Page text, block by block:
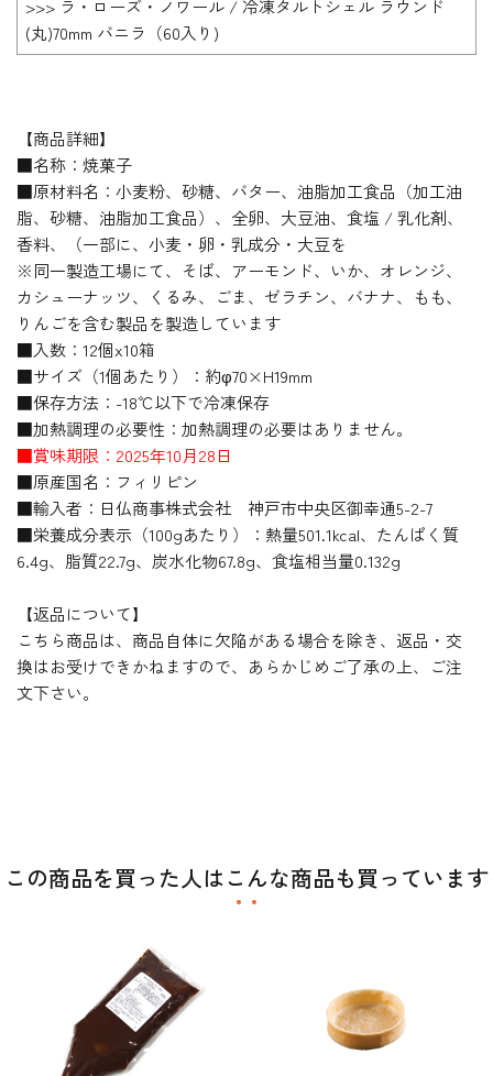
>>> ラ・ローズ・ノワール / 冷凍タルトシェル ラウンド
(丸)70mm バニラ（60入り)
【商品詳細】
■名称：焼菓子
■原材料名：小麦粉、砂糖、バター、油脂加工食品（加工油
脂、砂糖、油脂加工食品）、全卵、大豆油、食塩 / 乳化剤、
香料、（一部に、小麦・卵・乳成分・大豆を
※同一製造工場にて、そば、アーモンド、いか、オレンジ、
カシューナッツ、くるみ、ごま、ゼラチン、バナナ、もも、
りんごを含む製品を製造しています
■入数：12個x10箱
■サイズ（1個あたり）：約φ70×H19mm
■保存方法：-18℃以下で冷凍保存
■加熱調理の必要性：加熱調理の必要はありません。
■賞味期限：2025年10月28日
■原産国名：フィリピン
■輸入者：日仏商事株式会社 神戸市中央区御幸通5-2-7
■栄養成分表示（100gあたり）：熱量501.1kcal、たんぱく質
6.4g、脂質22.7g、炭水化物67.8g、食塩相当量0.132g
【返品について】
こちら商品は、商品自体に欠陥がある場合を除き、返品・交
換はお受けできかねますので、あらかじめご了承の上、ご注
文下さい。
この商品を買った人はこんな商品も買っています